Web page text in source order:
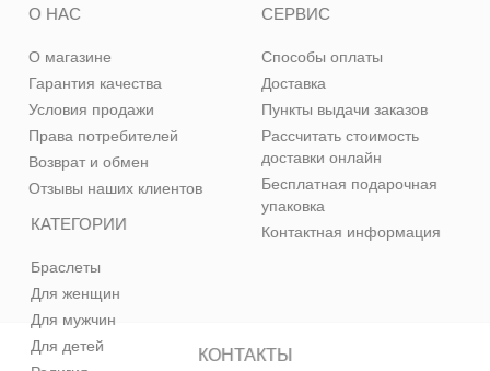
КАТЕГОРИИ
Браслеты
Для женщин
Для мужчин
Для детей
О НАС
О магазине
Гарантия качества
Условия продажи
Права потребителей
Возврат и обмен
Отзывы наших клиентов
СЕРВИС
Способы оплаты
Доставка
Пункты выдачи заказов
Рассчитать стоимость
доставки онлайн
Бесплатная подарочная
упаковка
Контактная информация
КОНТАКТЫ